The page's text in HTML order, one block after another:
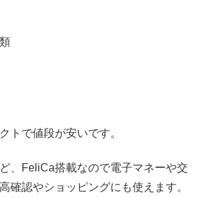
トで値段が安いです。
、FeliCa搭載なので電子マネーや交
確認やショッピングにも使えます。